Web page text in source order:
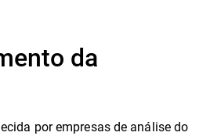
da
por empresas de análise do